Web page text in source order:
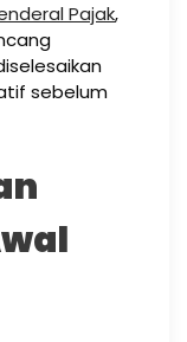
Pajak,
sebelum